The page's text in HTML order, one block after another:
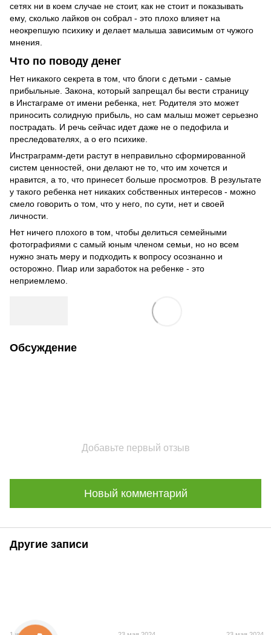
сетях ни в коем случае не стоит, как не стоит и показывать
ему, сколько лайков он собрал - это плохо влияет на
неокрепшую психику и делает малыша зависимым от чужого
мнения.
Что по поводу денег
Нет никакого секрета в том, что блоги с детьми - самые
прибыльные. Закона, который запрещал бы вести страницу
в Инстаграме от имени ребенка, нет. Родителя это может
приносить солидную прибыль, но сам малыш может серьезно
пострадать. И речь сейчас идет даже не о педофила и
преследователях, а о его психике.
Инстраграмм-дети растут в неправильно сформированной
систем ценностей, они делают не то, что им хочется и
нравится, а то, что принесет больше просмотров. В результате
у такого ребенка нет никаких собственных интересов - можно
смело говорить о том, что у него, по сути, нет и своей
личности.
Нет ничего плохого в том, чтобы делиться семейными
фотографиями с самый юным членом семьи, но но всем
нужно знать меру и подходить к вопросу осознанно и
осторожно. Пиар или заработок на ребенке - это
неприемлемо.
Обсуждение
Добавьте первый отзыв
Новый комментарий
Другие записи